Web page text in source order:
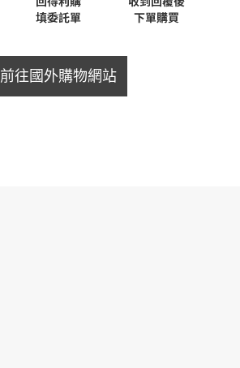
前往國外購物網站